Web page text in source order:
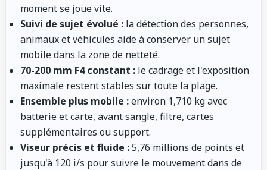
moment se joue vite.
Suivi de sujet évolué : la détection des personnes,
animaux et véhicules aide à conserver un sujet
mobile dans la zone de netteté.
70-200 mm F4 constant : le cadrage et l'exposition
maximale restent stables sur toute la plage.
Ensemble plus mobile :environ 1,710 kg avec
batterie et carte, avant sangle, filtre, cartes
supplémentaires ou support.
Viseur précis et fluide :5,76 millions de points et
jusqu'à 120 i/s pour suivre le mouvement dans de